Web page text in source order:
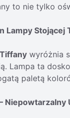
to nie tylko
Lampy Stojącej
wyróżnia
Lampa ta
paletą
Niepowtarzalny